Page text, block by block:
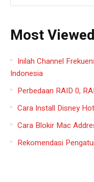
Most
Inilah Channel
Indonesia
Perbedaan RAID 0,
Cara Install Disney
Cara Blokir Mac
Rekomendasi